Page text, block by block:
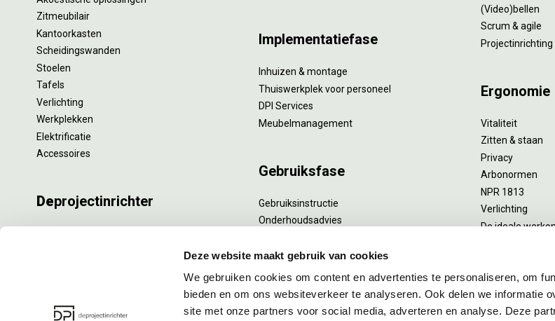
Deze website maakt gebruik van cookies
We gebruiken cookies om content en advertenties te personaliseren, om
bieden en om ons websiteverkeer te analyseren. Ook delen we informatie
site met onze partners voor social media, adverteren en analyse. Deze
Zitmeubilair
Kantoorkasten
Scheidingswanden
Stoelen
Tafels
Verlichting
Werkplekken
Elektrificatie
Accessoires
Deprojectinrichter
Implementatiefase
Inhuizen & montage
Thuiswerkplek voor personeel
DPI Services
Meubelmanagement
Gebruiksfase
Gebruiksinstructie
Onderhoudsadvies
Specialistische reiniging
Refurbishment
Interne verhuizing
(Video)bellen
Scrum & agile
Ergonomie
Vitaliteit
Zitten & staan
Privacy
Arbonormen
NPR 1813
Verlichting
De ideale